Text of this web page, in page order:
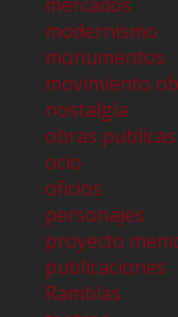
modernismo
monumentos
movimiento
nostalgia
obras publicas
ocio
oficios
personajes
proyecto
publicaciones
Ramblas